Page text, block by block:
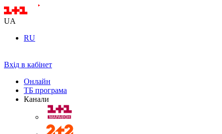
UA
RU
Вхід в кабінет
Онлайн
ТБ програма
Канали